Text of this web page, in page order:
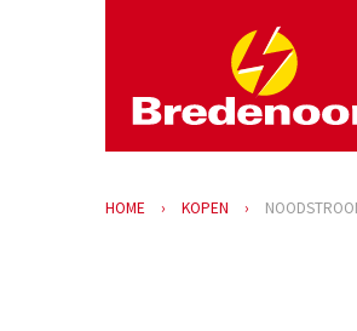
HOME KOPEN